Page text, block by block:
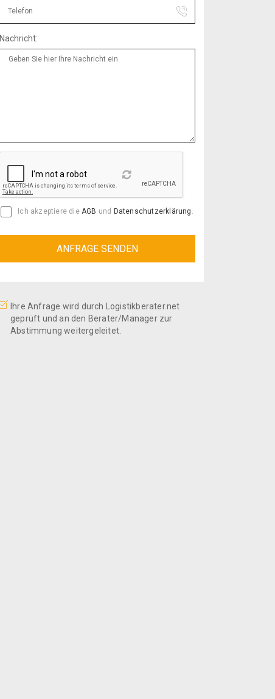
Nachricht:
Reload
Ich akzeptiere die AGB und Datenschutzerklärung
Ihre Anfrage wird durch Logistikberater.net
geprüft und an den Berater/Manager zur
Abstimmung weitergeleitet.